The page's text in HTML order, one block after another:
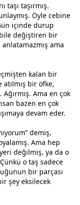
taşı taşırmış.
Öyle cebine
içinde durup
değiştiren bir
ama
kalan bir
atılmış bir öfke,
Ama en çok
bazen en çok
devam eder.
demiş,
Ama hep
değilmiş, ya da o
o taş sadece
bir parçası
şey eksilecek